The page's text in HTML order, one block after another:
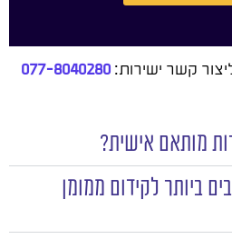
קשר ישירות:077-8040280
מותאם אישית?
ביותר לקידום ממומן